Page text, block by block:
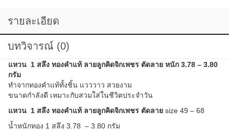
รายละเอียด
บทวิจารณ์ (0)
แหวน 1 สลึง
ทองคำแท้ ลายลูกคิดจิกเพชร ตัดลาย หนัก 3.78 – 3.80
กรัม
ทำจากทองคำแท้ทั้งชิ้น แวววาว สวยงาม
ขนาดกำลังดี เหมาะกับสวมใส่ในชีวิตประจำวัน
แหวน 1 สลึง ทองคำแท้ ลายลูกคิดจิกเพชร ตัดลาย
น้ำหนักทอง 1 สลึง 3.78 – 3.80 กรัม